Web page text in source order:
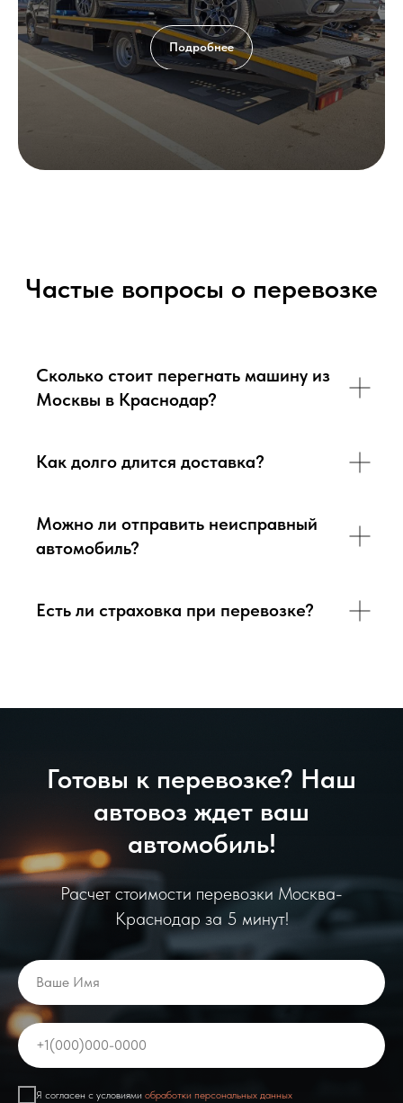
Подробнее
Частые вопросы о перевозке
Сколько стоит перегнать машину из
Москвы в Краснодар?
Как долго длится доставка?
Можно ли отправить неисправный
автомобиль?
Есть ли страховка при перевозке?
Готовы к перевозке? Наш
автовоз ждет ваш
автомобиль!
Расчет стоимости перевозки Москва-
Краснодар за 5 минут!
Ваше Имя
+1(000)000-0000
Я согласен с условиями обработки персональных данных